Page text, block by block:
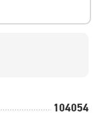
104054